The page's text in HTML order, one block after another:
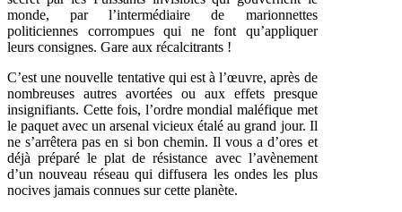
monde, par l’intermédiaire de marionnettes
politiciennes corrompues qui ne font qu’appliquer
leurs consignes. Gare aux récalcitrants !
C’est une nouvelle tentative qui est à l’œuvre, après de
nombreuses autres avortées ou aux effets presque
insignifiants. Cette fois, l’ordre mondial maléfique met
le paquet avec un arsenal vicieux étalé au grand jour. Il
ne s’arrêtera pas en si bon chemin. Il vous a d’ores et
déjà préparé le plat de résistance avec l’avènement
d’un nouveau réseau qui diffusera les ondes les plus
nocives jamais connues sur cette planète.